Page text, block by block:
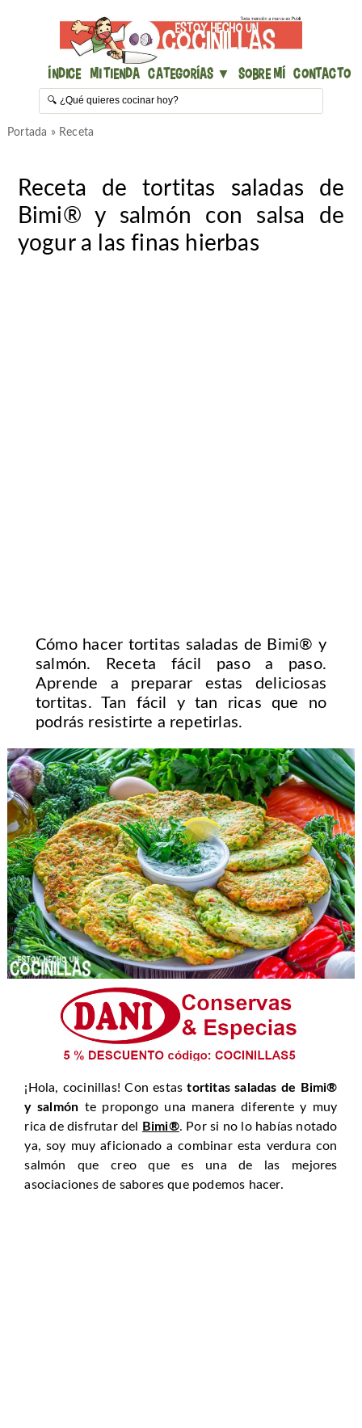
Índice Mi Tienda Categorías ▼ Sobre mí Contacto
Portada » Receta
Receta de tortitas saladas de
Bimi® y salmón con salsa de
yogur a las finas hierbas
Cómo hacer tortitas saladas de Bimi® y
salmón. Receta fácil paso a paso.
Aprende a preparar estas deliciosas
tortitas. Tan fácil y tan ricas que no
podrás resistirte a repetirlas.
¡Hola, cocinillas! Con estastortitas saladas de Bimi®
y salmón te propongo una manera diferente y muy
rica de disfrutar del
Bimi®. Por si no lo habías notado
ya, soy muy aficionado a combinar esta verdura con
salmón que creo que es una de las mejores
asociaciones de sabores que podemos hacer.